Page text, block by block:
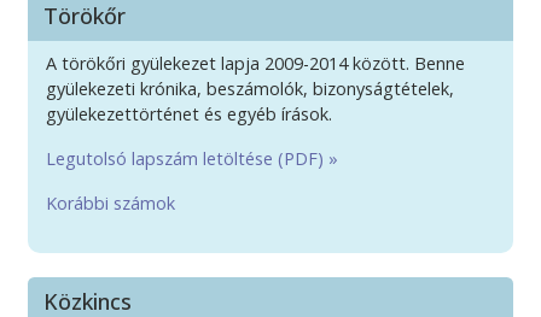
Törökőr
A törökőri gyülekezet lapja 2009-2014 között. Benne
gyülekezeti krónika, beszámolók, bizonyságtételek,
gyülekezettörténet és egyéb írások.
Legutolsó lapszám letöltése (PDF) »
Korábbi számok
Közkincs